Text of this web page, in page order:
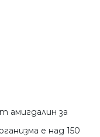
амигдалин за
е над 150